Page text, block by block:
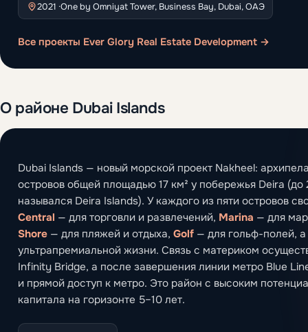
2021 ·One by Omniyat Tower, Business Bay, Dubai, ОАЭ
Все проекты Ever Glory Real Estate Development →
О районе Dubai Islands
Dubai Islands — новый морской проект Nakheel:
островов общей площадью 17 км² у побережья Deira (до
назывался Deira Islands). У каждого из пяти островов
Central — для торговли и развлечений, Marina — для
Shore — для пляжей и отдыха, Golf — для гольф-полей, а
ультрапремиальной жизни. Связь с материком
Infinity Bridge, а после завершения линии метро Blue
и прямой доступ к метро. Это район с высоким
капитала на горизонте 5–10 лет.